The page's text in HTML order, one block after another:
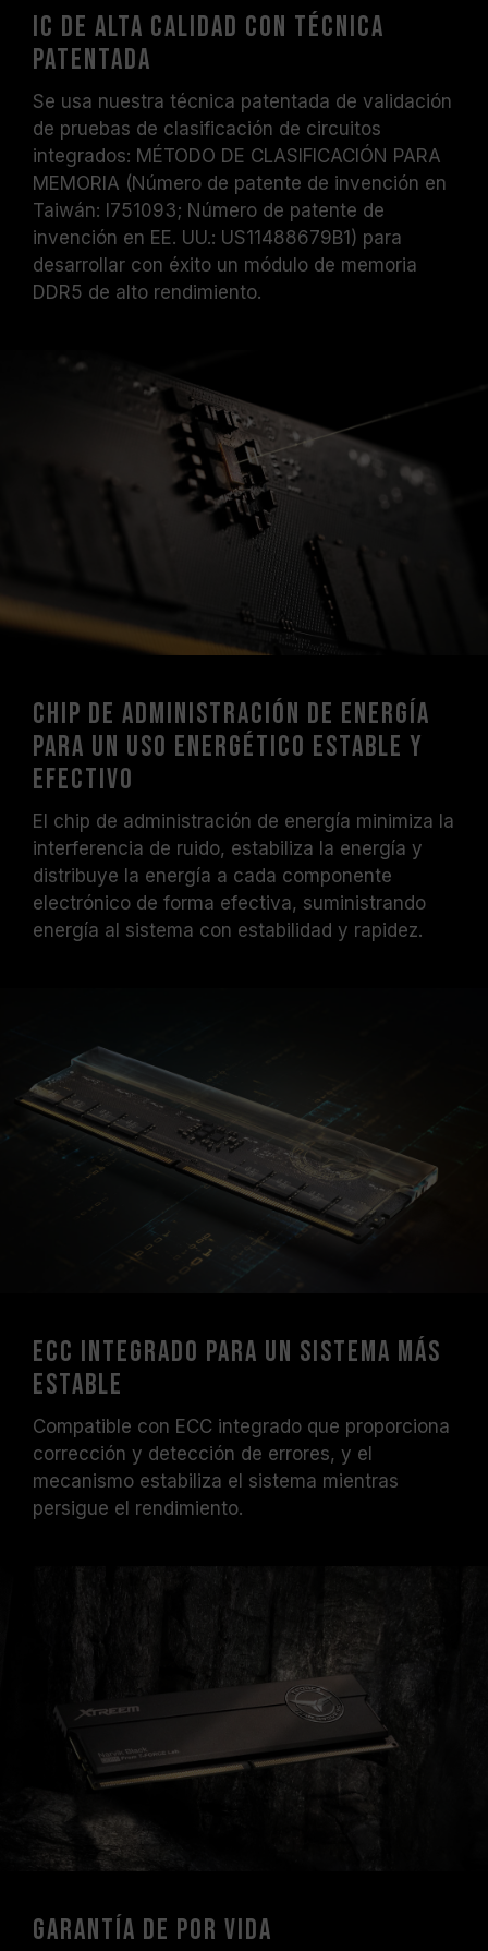
IC de alta calidad con técnica
patentada
Se usa nuestra técnica patentada de validación
de pruebas de clasificación de circuitos
integrados: MÉTODO DE CLASIFICACIÓN PARA
MEMORIA (Número de patente de invención en
Taiwán: I751093; Número de patente de
invención en EE. UU.: US11488679B1) para
desarrollar con éxito un módulo de memoria
DDR5 de alto rendimiento.
Chip de administración de energía
para un uso energético estable y
efectivo
El chip de administración de energía minimiza la
interferencia de ruido, estabiliza la energía y
distribuye la energía a cada componente
electrónico de forma efectiva, suministrando
energía al sistema con estabilidad y rapidez.
ECC integrado para un sistema más
estable
Compatible con ECC integrado que proporciona
corrección y detección de errores, y el
mecanismo estabiliza el sistema mientras
persigue el rendimiento.
Garantía de por vida